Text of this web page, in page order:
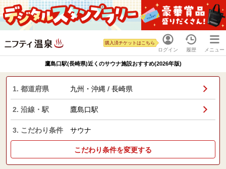
ログイン
購入済チケットはこちら
履歴 メニュー
鷹島口駅(長崎県)近くのサウナ施設おすすめ(2026年版)
1. 都道府県 九州・沖縄 / 長崎県
2. 沿線・駅 鷹島口駅
3. こだわり条件 サウナ
こだわり条件を変更する